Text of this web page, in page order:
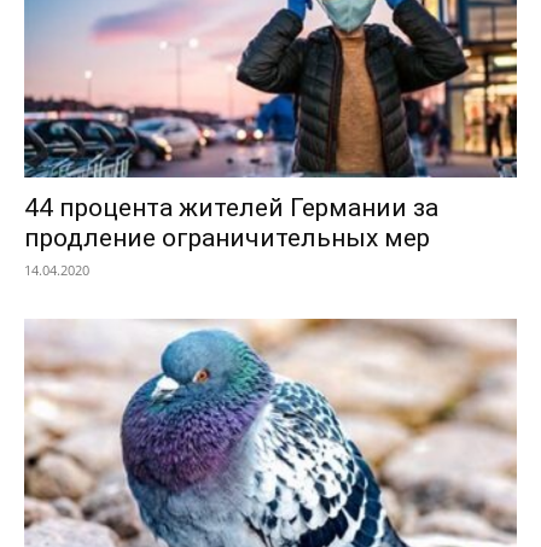
44 процента жителей Германии за
продление ограничительных мер
14.04.2020